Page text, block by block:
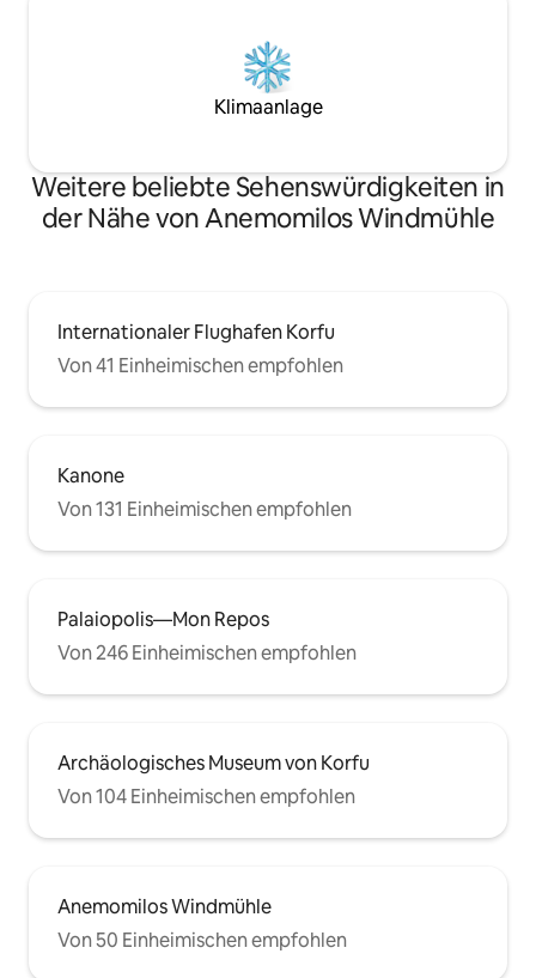
Klimaanlage
Weitere beliebte Sehenswürdigkeiten in
der Nähe von Anemomilos Windmühle
Internationaler Flughafen Korfu
Von 41 Einheimischen empfohlen
Kanone
Von 131 Einheimischen empfohlen
Palaiopolis—Mon Repos
Von 246 Einheimischen empfohlen
Archäologisches Museum von Korfu
Von 104 Einheimischen empfohlen
Anemomilos Windmühle
Von 50 Einheimischen empfohlen